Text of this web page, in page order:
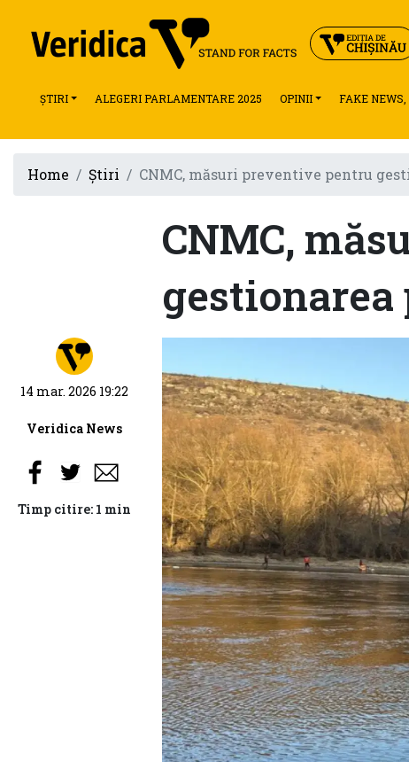
ȘTIRI ALEGERI PARLAMENTARE 2025 OPINII FAKE
Home Știri CNMC, măsuri preventive pentru
CNMC,
14 mar. 2026 19:22
Veridica News
Timp citire: 1 min